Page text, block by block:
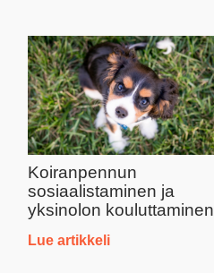
Koiranpennun
sosiaalistaminen ja
yksinolon kouluttaminen
Lue artikkeli